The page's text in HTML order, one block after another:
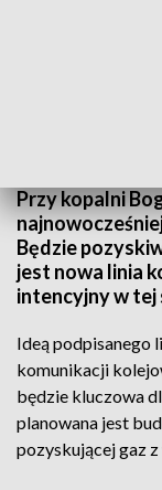
Przy kopalni
Będzie
jest nowa linia
intencyjny w tej
Ideą podpisanego
komunikacji
będzie kluczowa
planowana jest
pozyskującej gaz z